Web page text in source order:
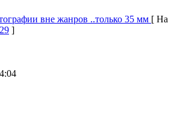
вне жанров ..только 35 мм [ На
]